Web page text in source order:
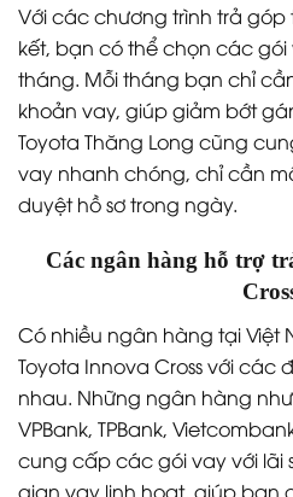
Với các chương trình trả
kết, bạn có thể chọn các gói
tháng. Mỗi tháng bạn chỉ
khoản vay, giúp giảm bớt
Toyota Thăng Long cũng
vay nhanh chóng, chỉ cần
duyệt hồ sơ trong ngày.
Các ngân hàng hỗ trợ
Có nhiều ngân hàng tại Việt
Toyota Innova Cross với các
nhau. Những ngân hàng như
VPBank, TPBank,
cung cấp các gói vay với lãi
gian vay linh hoạt, giúp bạn